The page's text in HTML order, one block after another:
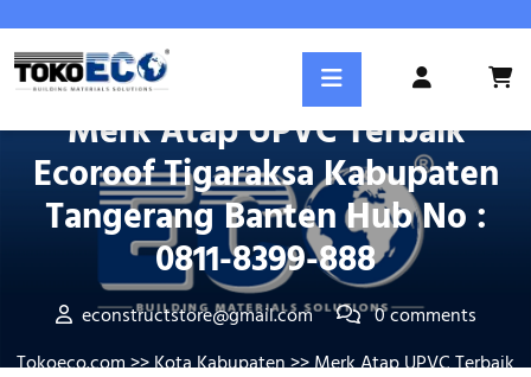
content
Register
Posted On Juni 28, 2025
Merk Atap UPVC Terbaik
Ecoroof Tigaraksa Kabupaten
Tangerang Banten Hub No :
0811-8399-888
econstructstore@gmail.com
0 comments
Tokoeco.com>>Kota Kabupaten>> Merk Atap UPVC Terbaik